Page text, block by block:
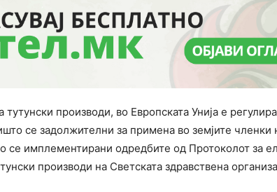
тутунски производи, во Европската Унија е
се задолжителни за примена во земјите членки
се имплементирани одредбите од Протоколот за
производи на Светската здравствена